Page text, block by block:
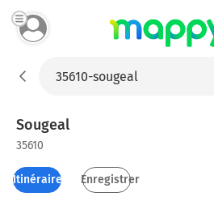
Sougeal
35610
Itinéraires Enregistrer